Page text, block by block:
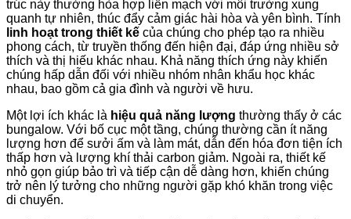
trúc này thường hòa hợp liền mạch với môi trường xung
quanh tự nhiên, thúc đẩy cảm giác hài hòa và yên bình. Tính
linh hoạt trong thiết kế của chúng cho phép tạo ra nhiều
phong cách, từ truyền thống đến hiện đại, đáp ứng nhiều sở
thích và thị hiếu khác nhau. Khả năng thích ứng này khiến
chúng hấp dẫn đối với nhiều nhóm nhân khẩu học khác
nhau, bao gồm cả gia đình và người về hưu.
Một lợi ích khác là hiệu quả năng lượng thường thấy ở các
bungalow. Với bố cục một tầng, chúng thường cần ít năng
lượng hơn để sưởi ấm và làm mát, dẫn đến hóa đơn tiện ích
thấp hơn và lượng khí thải carbon giảm. Ngoài ra, thiết kế
nhỏ gọn giúp bảo trì và tiếp cận dễ dàng hơn, khiến chúng
trở nên lý tưởng cho những người gặp khó khăn trong việc
di chuyển.